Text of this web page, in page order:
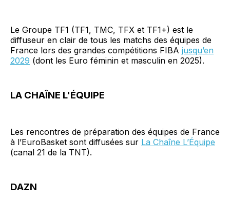
Le Groupe TF1 (TF1, TMC, TFX et TF1+) est le
diffuseur en clair de tous les matchs des équipes de
France lors des grandes compétitions FIBA jusqu’en
2029 (dont les Euro féminin et masculin en 2025).
LA CHAÎNE L'ÉQUIPE
Les rencontres de préparation des équipes de France
à l’EuroBasket sont diffusées sur La Chaîne L’Équipe
(canal 21 de la TNT).
DAZN